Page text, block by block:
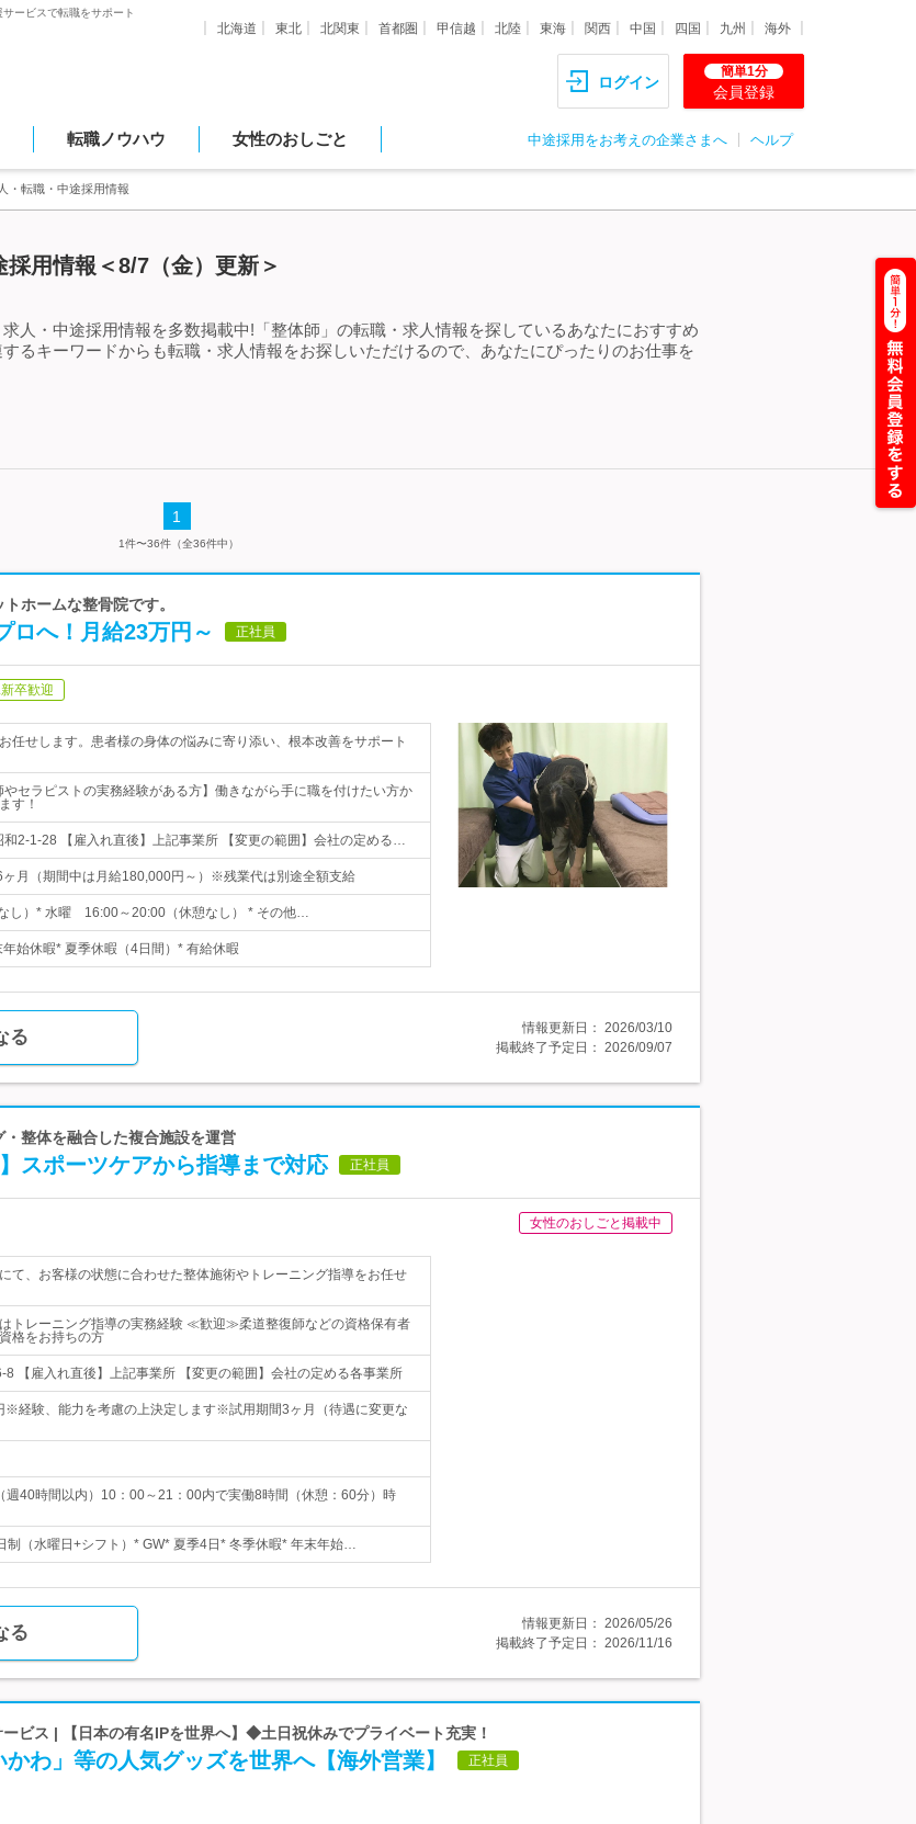
ービスで転職をサポート
北海道 東北 北関東 首都圏 甲信越 北陸 東海 関西 中国 四国 九州 海外
ログイン
簡単1分
会員登録
転職ノウハウ 女性のおしごと 中途採用をお考えの企業さまへ ヘルプ
・転職・中途採用情報
用情報＜8/7（金）更新＞
人・中途採用情報を多数掲載中!「整体師」の転職・求人情報を探しているあなたにおすすめ
るキーワードからも転職・求人情報をお探しいただけるので、あなたにぴったりのお仕事を
1
1件〜36件（全36件中）
ホームな整骨院です。
ロへ！月給23万円～ 正社員
卒歓迎
任せします。患者様の身体の悩みに寄り添い、根本改善をサポート
セラピストの実務経験がある方】働きながら手に職を付けたい方か
す！
和2-1-28 【雇入れ直後】上記事業所 【変更の範囲】会社の定める…
月（期間中は月給180,000円～）※残業代は別途全額支給
し）* 水曜 16:00～20:00（休憩なし） * その他…
始休暇* 夏季休暇（4日間）* 有給休暇
る 情報更新日： 2026/03/10
掲載終了予定日： 2026/09/07
整体を融合した複合施設を運営
スポーツケアから指導まで対応 正社員
女性のおしごと掲載中
て、お客様の状態に合わせた整体施術やトレーニング指導をお任せ
トレーニング指導の実務経験 ≪歓迎≫柔道整復師などの資格保有者
格をお持ちの方
【雇入れ直後】上記事業所 【変更の範囲】会社の定める各事業所
※経験、能力を考慮の上決定します※試用期間3ヶ月（待遇に変更な
週40時間以内）10：00～21：00内で実働8時間（休憩：60分）時
制（水曜日+シフト）* GW* 夏季4日* 冬季休暇* 年末年始…
る 情報更新日： 2026/05/26
掲載終了予定日： 2026/11/16
ビス | 【日本の有名IPを世界へ】◆土日祝休みでプライベート充実！
わ」等の人気グッズを世界へ【海外営業】 正社員